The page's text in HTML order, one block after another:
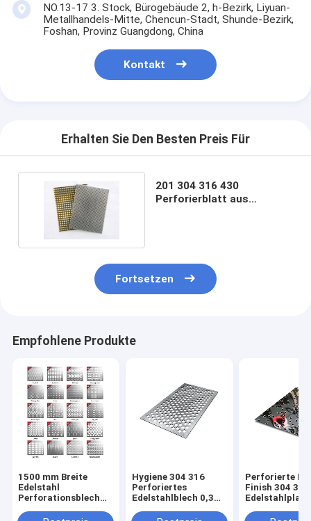
NO.13-17 3. Stock, Bürogebäude 2, h-Bezirk, Liyuan-
Metallhandels-Mitte, Chencun-Stadt, Shunde-Bezirk,
Foshan, Provinz Guangdong, China
Kontakt
Erhalten Sie Den Besten Preis Für
201 304 316 430
Perforierblatt aus
Fortsetzen
Empfohlene Produkte
1500 mm Breite
Edelstahl
Perforationsblech
Hygiene 304 316
Perforiertes
Edelstahlblech 0,3
Grillnetz
Perforierte
Finish 304 316